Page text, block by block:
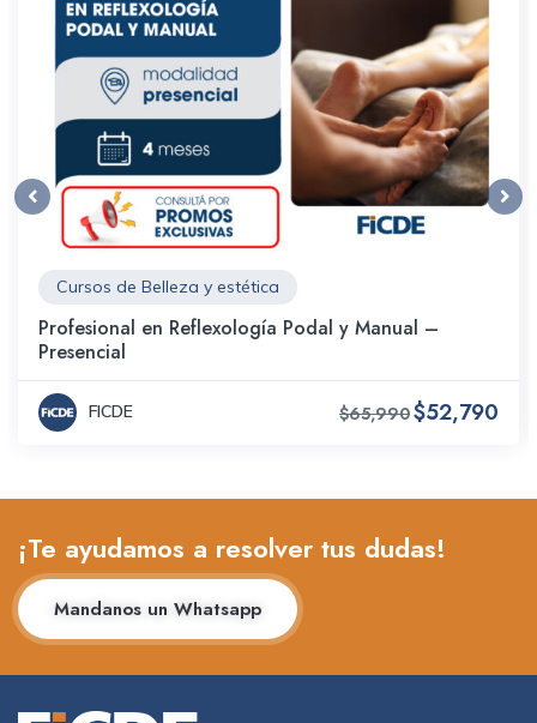
Cursos de Belleza y estética
Profesional en Reflexología Podal y Manual –
Presencial
FICDE $65,990$52,790
¡Te ayudamos a resolver tus dudas!
Mandanos un Whatsapp